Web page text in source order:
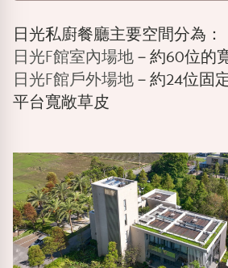
日光私廚餐廳主要空間分為：
日光F館室內場地 －約60位的
日光F館戶外場地 －約24位固
平台寬敞草皮